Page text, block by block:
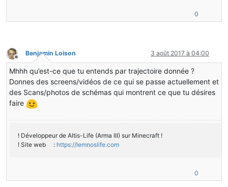
0
Hors-ligne
Benjamin Loison 3 août 2017 à 04:00
Mhhh qu’est-ce que tu entends par trajectoire donnée ?
Donnes des screens/vidéos de ce qui se passe actuellement et
des Scans/photos de schémas qui montrent ce que tu désires
faire
! Développeur de Altis-Life (Arma III) sur Minecraft !
! Site web : https://lemnoslife.com
0